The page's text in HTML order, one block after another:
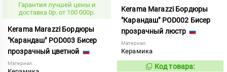
Гарантия лучшей цены и
доставка 0р. от 100 000р.
Kerama Marazzi Бордюры
"Карандаш" POD003 Бисер
прозрачный цветной
Материал:
Kerama Marazzi Бордюры
"Карандаш" POD002 Бисер
прозрачный люстр
Материал:
Керамика
110215
Код товара: